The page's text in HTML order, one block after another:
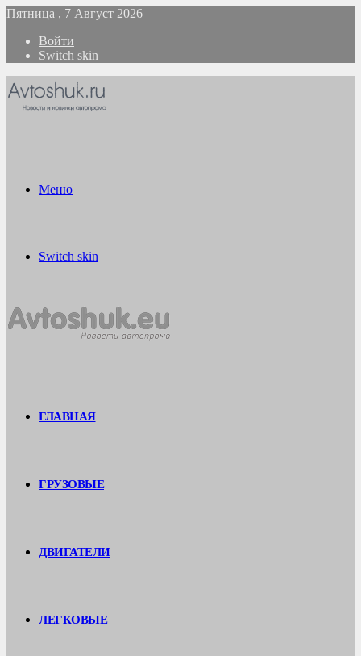
Пятница , 7 Август 2026
Войти
Switch skin
Меню
Switch skin
ГЛАВНАЯ
ГРУЗОВЫЕ
ДВИГАТЕЛИ
ЛЕГКОВЫЕ